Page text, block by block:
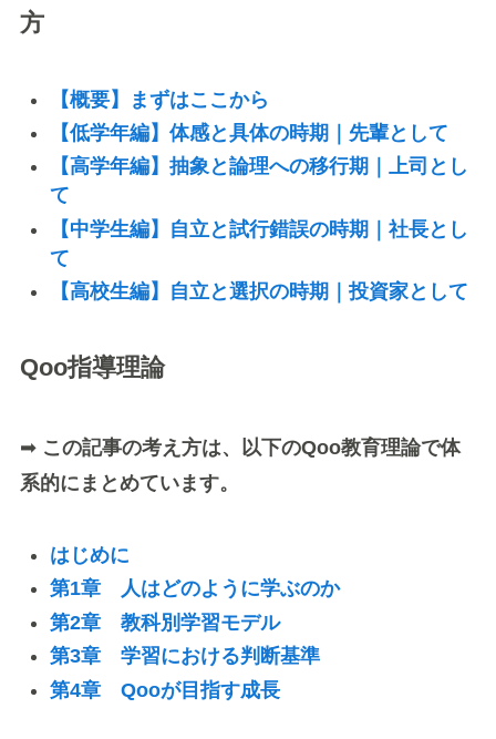
方
【概要】まずはここから
【低学年編】体感と具体の時期｜先輩として
【高学年編】抽象と論理への移行期｜上司とし
て
【中学生編】自立と試行錯誤の時期｜社長とし
て
【高校生編】自立と選択の時期｜投資家として
Qoo指導理論
➡ この記事の考え方は、以下のQoo教育理論で体
系的にまとめています。
はじめに
第1章 人はどのように学ぶのか
第2章 教科別学習モデル
第3章 学習における判断基準
第4章 Qooが目指す成長